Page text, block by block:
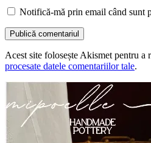
Notifică-mă prin email când sunt
Acest site folosește Akismet pentru a
procesate datele comentariilor tale.